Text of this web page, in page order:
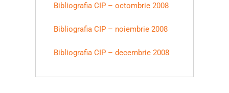
Bibliografia CIP – octombrie 2008
Bibliografia CIP – noiembrie 2008
Bibliografia CIP – decembrie 2008